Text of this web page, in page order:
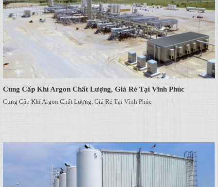
Cung Cấp Khí Argon Chất Lượng, Giá Rẻ Tại Vĩnh Phúc
Cung Cấp Khí Argon Chất Lượng, Giá Rẻ Tại Vĩnh Phúc